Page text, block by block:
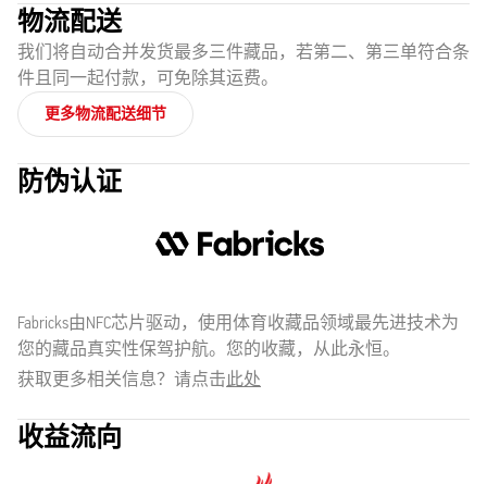
物流配送
我们将自动合并发货最多三件藏品，若第二、第三单符合条
件且同一起付款，可免除其运费。
更多物流配送细节
防伪认证
Fabricks由NFC芯片驱动，使用体育收藏品领域最先进技术为
您的藏品真实性保驾护航。您的收藏，从此永恒。
获取更多相关信息？请点击此处
收益流向